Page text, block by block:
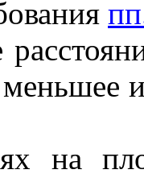
на